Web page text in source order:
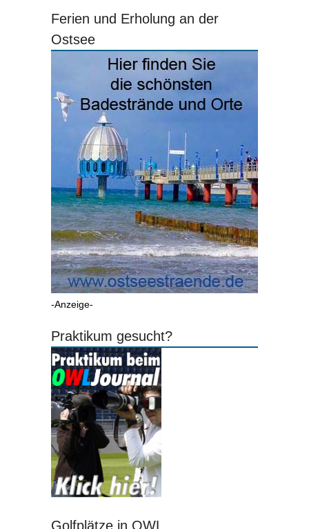
Ferien und Erholung an der
Ostsee
-Anzeige-
Praktikum gesucht?
Golfplätze in OWL